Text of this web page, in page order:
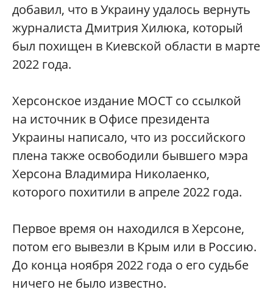
добавил, что в Украину удалось вернуть
журналиста Дмитрия Хилюка, который
был похищен в Киевской области в марте
2022 года.
Херсонское издание МОСТ со ссылкой
на источник в Офисе президента
Украины написало, что из российского
плена также освободили бывшего мэра
Херсона Владимира Николаенко,
которого похитили в апреле 2022 года.
Первое время он находился в Херсоне,
потом его вывезли в Крым или в Россию.
До конца ноября 2022 года о его судьбе
ничего не было известно.